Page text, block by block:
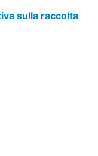
sulla raccolta